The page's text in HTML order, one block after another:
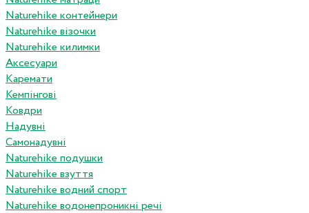
Naturehike контейнери
Naturehike візочки
Naturehike килимки
Аксесуари
Каремати
Кемпінгові
Ковдри
Надувні
Самонадувні
Naturehike подушки
Naturehike взуття
Naturehike водний спорт
Naturehike водонепроникні речі